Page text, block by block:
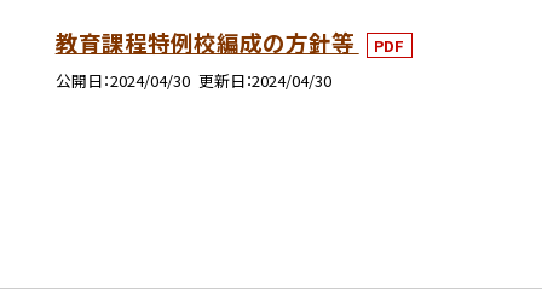
教育課程特例校編成の方針等
PDF
公開日 2024/04/30 更新日 2024/04/30